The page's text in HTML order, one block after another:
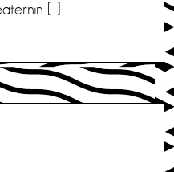
[…]